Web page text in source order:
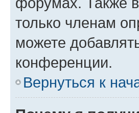
только членам
можете
конференции.
Вернуться к